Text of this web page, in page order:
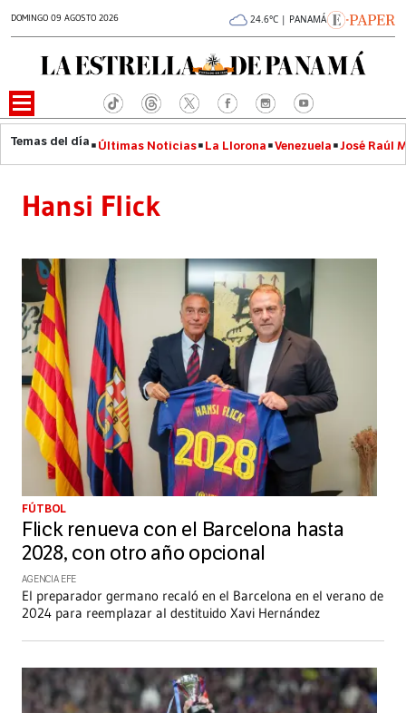
DOMINGO 09 AGOSTO 2026 24.6°C | PANAMÁ
Últimas Noticias La Llorona Venezuela José Raúl
Hansi Flick
FÚTBOL
Flick renueva con el Barcelona hasta
2028, con otro año opcional
AGENCIA EFE
El preparador germano recaló en el Barcelona en el verano de
2024 para reemplazar al destituido Xavi Hernández